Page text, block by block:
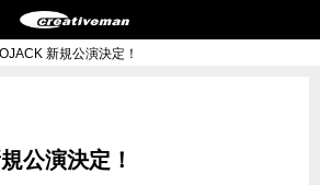
新規公演決定！
公演決定！